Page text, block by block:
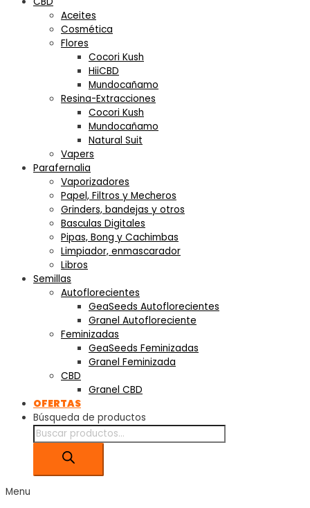
Aceites
Cosmética
Flores
Cocori Kush
HiiCBD
Mundocañamo
Resina-Extracciones
Cocori Kush
Mundocañamo
Natural Suit
Vapers
Parafernalia
Vaporizadores
Papel, Filtros y Mecheros
Grinders, bandejas y otros
Basculas Digitales
Pipas, Bong y Cachimbas
Limpiador, enmascarador
Libros
Semillas
Autoflorecientes
GeaSeeds Autoflorecientes
Granel Autofloreciente
Feminizadas
GeaSeeds Feminizadas
Granel Feminizada
CBD
Granel CBD
OFERTAS
Búsqueda de productos
Menu